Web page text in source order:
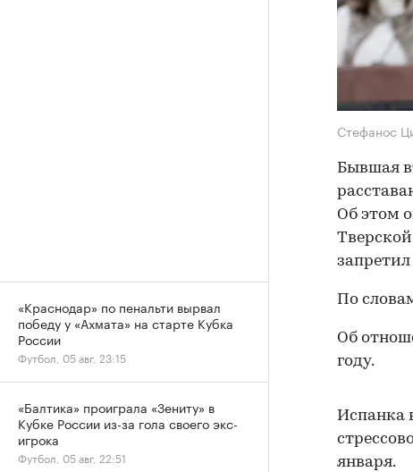
Стефанос
Бывшая
Об этом
запретил
По
Об
году.
Испанка
января.
«Краснодар» по пенальти вырвал
победу у «Ахмата» на старте Кубка
России
Футбол, 05 авг, 23:15
«Балтика» проиграла «Зениту» в
Кубке России из-за гола своего экс-
игрока
Футбол, 05 авг, 22:51